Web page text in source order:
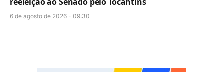
6 de agosto de 2026 - 09:30